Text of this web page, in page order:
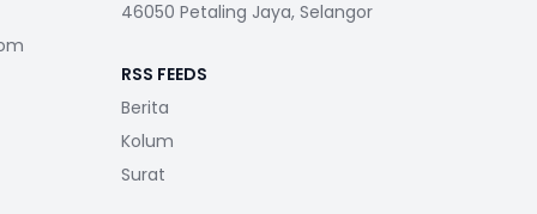
46050 Petaling Jaya, Selangor
RSS FEEDS
Berita
Kolum
Surat